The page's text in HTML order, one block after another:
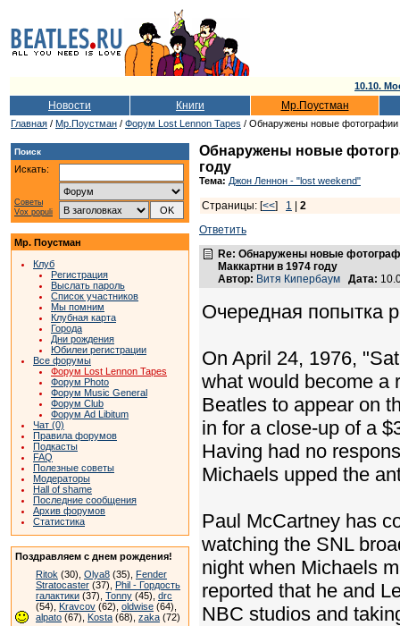
10.10.
Новости Книги Мр.Поустман
Главная / Мр.Поустман / Форум Lost Lennon Tapes / Обнаружены новые фотографии
Поиск
Искать:
Советы
Vox populi
Мр. Поустман
Клуб
Регистрация
Выслать пароль
Список участников
Мы помним
Клубная карта
Города
Дни рождения
Юбилеи регистрации
Все форумы
Форум Lost Lennon Tapes
Форум Photo
Форум Music General
Форум Club
Форум Ad Libitum
Чат (0)
Правила форумов
Подкасты
FAQ
Полезные советы
Модераторы
Hall of shame
Последние сообщения
Архив форумов
Статистика
Поздравляем с днем рождения!
Ritok (30), Olya8 (35), Fender
Stratocaster (37), Phil - Гордость
галактики (37), Tonny (45), drc
(54), Kravcov (62), oldwise (64),
alpato (67), Kosta (68), zaka (72)
Обнаружены новые
году
Тема: Джон Леннон - "lost weekend"
Страницы: [<<] 1
2
Ответить
Re: Обнаружены новые
Маккартни в 1974 году
Автор: Витя Кипербаум Дата:
Очередная попытка
On April 24, 1976,
what would become a
Beatles to appear on
in for a close-up of a
Having had no
Michaels upped the
Paul McCartney has
watching the SNL
night when Michaels
reported that he and
NBC studios and